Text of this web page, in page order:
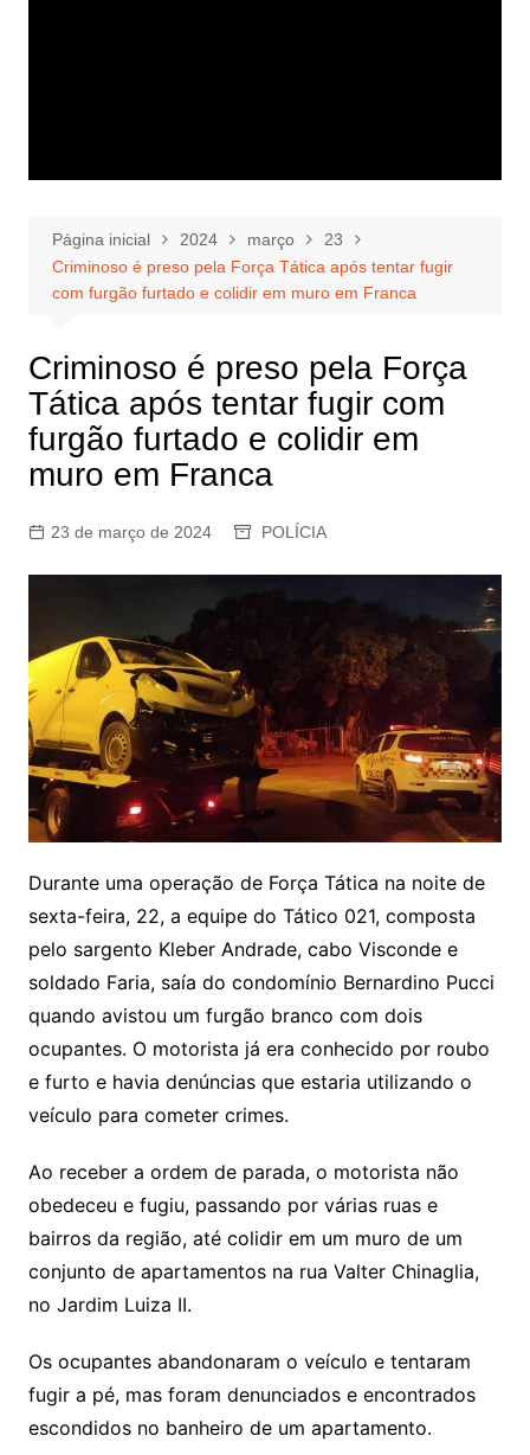
Página inicial 2024 março
23
Criminoso é preso pela Força Tática após tentar fugir
com furgão furtado e colidir em muro em Franca
Criminoso é preso pela Força
Tática após tentar fugir com
furgão furtado e colidir em
muro em Franca
23 de março de 2024 POLÍCIA
Durante uma operação de Força Tática na noite de
sexta-feira, 22, a equipe do Tático 021, composta
pelo sargento Kleber Andrade, cabo Visconde e
soldado Faria, saía do condomínio Bernardino Pucci
quando avistou um furgão branco com dois
ocupantes. O motorista já era conhecido por roubo
e furto e havia denúncias que estaria utilizando o
veículo para cometer crimes.
Ao receber a ordem de parada, o motorista não
obedeceu e fugiu, passando por várias ruas e
bairros da região, até colidir em um muro de um
conjunto de apartamentos na rua Valter Chinaglia,
no Jardim Luiza II.
Os ocupantes abandonaram o veículo e tentaram
fugir a pé, mas foram denunciados e encontrados
escondidos no banheiro de um apartamento.